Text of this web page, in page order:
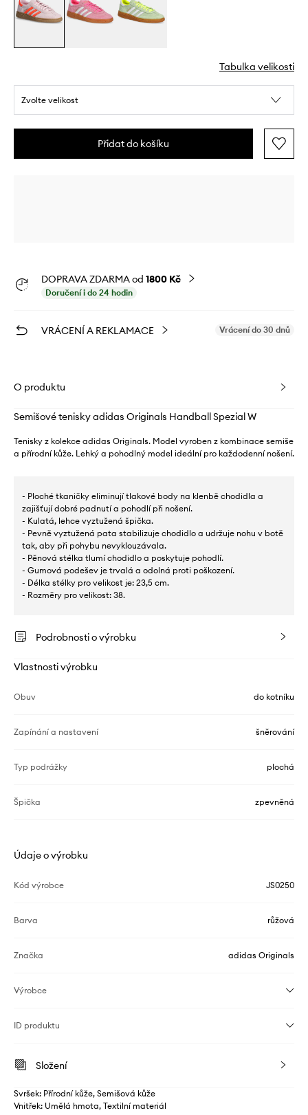
Tabulka velikosti
Zvolte velikost
Přidat do košíku
DOPRAVA ZDARMA od 1800 Kč
Doručení i do 24 hodin
VRÁCENÍ A REKLAMACE Vrácení do 30 dnů
O produktu
Semišové tenisky adidas Originals Handball Spezial W
Tenisky z kolekce adidas Originals. Model vyroben z kombinace semiše
a přírodní kůže. Lehký a pohodlný model ideální pro každodenní nošení.
- Ploché tkaničky eliminují tlakové body na klenbě chodidla a
zajišťují dobré padnutí a pohodlí při nošení.
- Kulatá, lehce vyztužená špička.
- Pevně vyztužená pata stabilizuje chodidlo a udržuje nohu v botě
tak, aby při pohybu nevyklouzávala.
- Pěnová stélka tlumí chodidlo a poskytuje pohodlí.
- Gumová podešev je trvalá a odolná proti poškození.
- Délka stélky pro velikost je: 23,5 cm.
- Rozměry pro velikost: 38.
Podrobnosti o výrobku
Vlastnosti výrobku
Obuv do kotníku
Zapínání a nastavení šněrování
Typ podrážky plochá
Špička zpevněná
Údaje o výrobku
Kód výrobce JS0250
Barva růžová
Značka adidas Originals
Výrobce
ID produktu
Složení
Svršek: Přírodní kůže, Semišová kůže
Vnitřek: Umělá hmota, Textilní materiál